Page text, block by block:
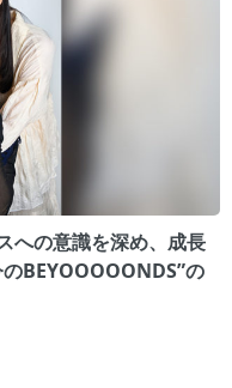
への意識を深め、成長
BEYOOOOONDS”の